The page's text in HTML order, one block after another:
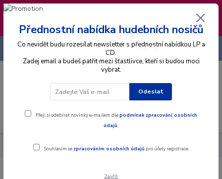
❣️ Od 4.8. do 13.8. čerpám dovolenou. Datum
expedice objednávek se posouvá na pátek
14.8.2026 🐋
Menu
CZK
+420 725 736 293
Alba CD Add N To (X) - Avant Hard - CD
Přednostní nabídka hudebních nosičů
Co nevidět budu rozesílat newsletter s přednostní nabídkou LP a
CD.
Zadej email a budeš patřit mezi šťastlivce, kteří si budou moci
vybrat.
Odeslat
Přeji si odebírat novinky e-mailem dlepodmínek zpracování osobních
údajů.
Souhlasím se zpracováním osobních údajů pro účely registrace.
Zavřít